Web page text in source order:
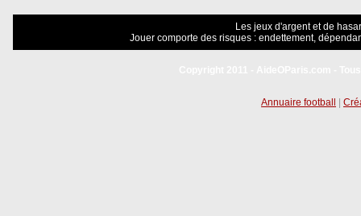
Les jeux d'argent et de
Jouer comporte des risques : endettement,
Annuaire football